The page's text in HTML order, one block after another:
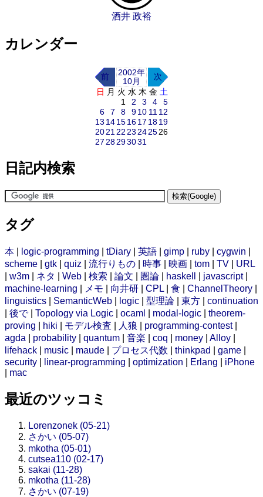
酒井 政裕
カレンダー
前
2002年
10月
次
日 月 火 水 木 金 土
1
2 3 4
5
6
7 8 910 11 12
13 14151617 1819
2021 22 23 242526
27 28293031
日記内検索
タグ
本 logic-programming tDiary 英語 gimp ruby cygwin
scheme
gtk quiz 流行りもの 時事 映画 tom TV
URL
w3m ネタ Web 検索 論文 圏論 haskell javascript|
machine-learning
メモ 向井研 CPL 食 ChannelTheory
linguistics
SemanticWeb logic 型理論 東方
continuation
後で| Topology via Logic ocaml modal-logic
theorem-
proving
hiki モデル検査 人狼 programming-contest|
agda
probability quantum 音楽 coq money Alloy
lifehack
music maude プロセス代数 thinkpad game
security
linear-programming optimization Erlang
iPhone
mac
最近のツッコミ
Lorenzonek (05-21)
さかい (05-07)
mkotha (05-01)
cutsea110 (02-17)
sakai (11-28)
mkotha (11-28)
さかい (07-19)